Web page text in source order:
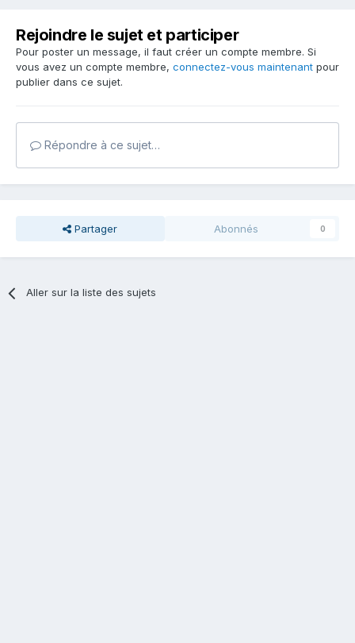
Rejoindre le sujet et participer
Pour poster un message, il faut créer un compte membre. Si
vous avez un compte membre, connectez-vous maintenant pour
publier dans ce sujet.
Répondre à ce sujet…
Partager Abonnés 0
Aller sur la liste des sujets